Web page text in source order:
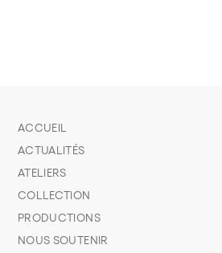
ACCUEIL
ACTUALITÉS
ATELIERS
COLLECTION
PRODUCTIONS
NOUS SOUTENIR